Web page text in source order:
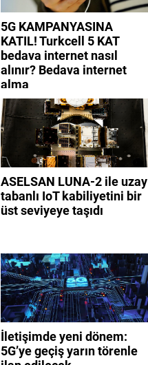
5G KAMPANYASINA
KATIL! Turkcell 5 KAT
bedava internet nasıl
alınır? Bedava internet
alma
ASELSAN LUNA-2 ile uzay
tabanlı IoT kabiliyetini bir
üst seviyeye taşıdı
İletişimde yeni dönem:
5G’ye geçiş yarın törenle